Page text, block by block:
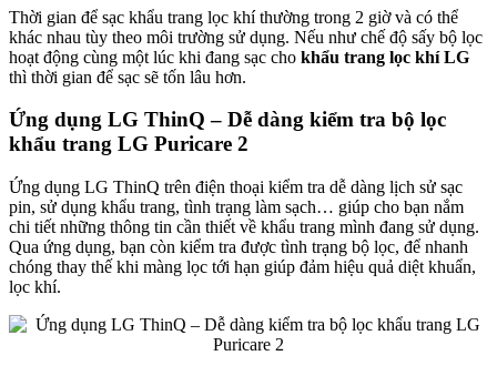
Thời gian để sạc khẩu trang lọc khí thường trong 2 giờ và có thể
khác nhau tùy theo môi trường sử dụng. Nếu như chế độ sấy bộ lọc
hoạt động cùng một lúc khi đang sạc cho khẩu trang lọc khí LG
thì thời gian để sạc sẽ tốn lâu hơn.
Ứng dụng LG ThinQ – Dễ dàng kiểm tra bộ lọc
khẩu trang LG Puricare 2
Ứng dụng LG ThinQ trên điện thoại kiểm tra dễ dàng lịch sử sạc
pin, sử dụng khẩu trang, tình trạng làm sạch… giúp cho bạn nắm
chi tiết những thông tin cần thiết về khẩu trang mình đang sử dụng.
Qua ứng dụng, bạn còn kiểm tra được tình trạng bộ lọc, để nhanh
chóng thay thế khi màng lọc tới hạn giúp đảm hiệu quả diệt khuẩn,
lọc khí.